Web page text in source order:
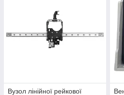
Вузол лінійної рейкової